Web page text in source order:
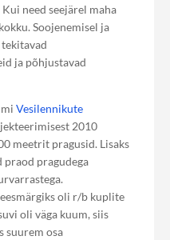
need seejärel maha
Soojenemisel ja
ja põhjustavad
Vesilennikute
2010
meetrit pragusid. Lisaks
praod pragudega
oli r/b kuplite
oli väga kuum, siis
suurem osa